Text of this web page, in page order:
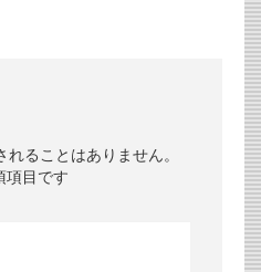
ることはありません。
項目です